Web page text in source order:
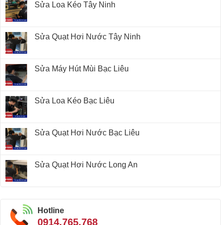
Sửa Loa Kéo Tây Ninh
Sửa Quạt Hơi Nước Tây Ninh
Sửa Máy Hút Mùi Bạc Liêu
Sửa Loa Kéo Bạc Liêu
Sửa Quạt Hơi Nước Bạc Liêu
Sửa Quạt Hơi Nước Long An
Hotline
0914.765.768